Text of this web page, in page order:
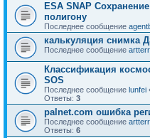
ESA SNAP
полигону
Последнее сообщение
калькуляция снимка
Последнее сообщение
Классификация
SOS
Последнее сообщение lunfei
Ответы: 3
palnet.com ошибка
Последнее сообщение
Ответы: 6